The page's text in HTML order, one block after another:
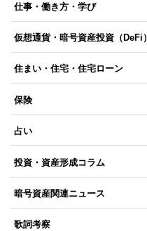
仕事・働き方・学び
仮想通貨・暗号資産投資（DeFi）
住まい・住宅・住宅ローン
保険
占い
投資・資産形成コラム
暗号資産関連ニュース
歌詞考察